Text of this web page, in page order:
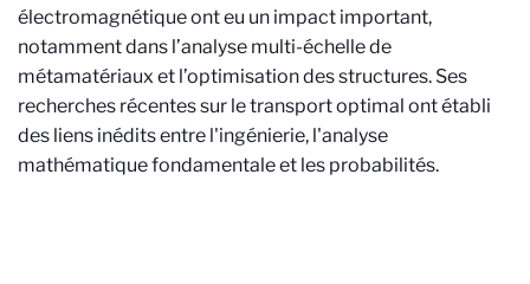
électromagnétique ont eu un impact important,
notamment dans l’analyse multi-échelle de
métamatériaux et l’optimisation des structures. Ses
recherches récentes sur le transport optimal ont établi
des liens inédits entre l'ingénierie, l'analyse
mathématique fondamentale et les probabilités.